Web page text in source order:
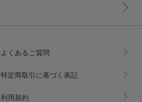
よくあるご質問
特定商取引に基づく表記
利用規約